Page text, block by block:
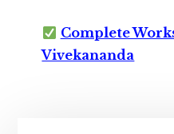
Complete
Vivekananda